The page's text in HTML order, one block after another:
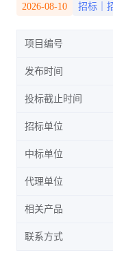
浆泵电机
2026-08-10 招标｜
项目编号
发布时间
投标截止时间
招标单位
中标单位
代理单位
相关产品
联系方式